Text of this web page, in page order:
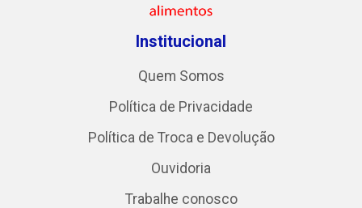
Institucional
Quem Somos
Política de Privacidade
Política de Troca e Devolução
Ouvidoria
Trabalhe conosco